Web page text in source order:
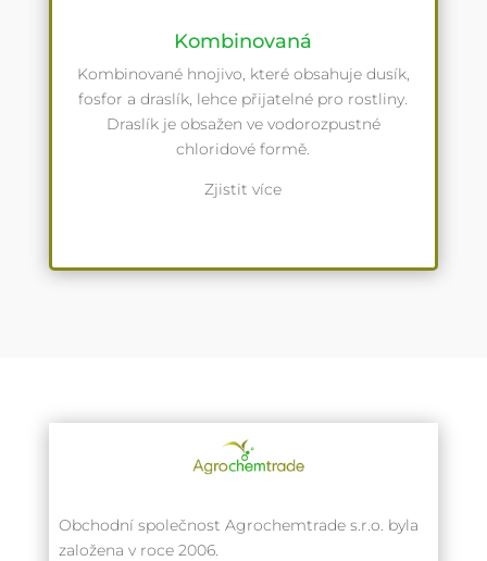
Kombinovaná
Kombinované hnojivo, které obsahuje dusík,
fosfor a draslík, lehce přijatelné pro rostliny.
Draslík je obsažen ve vodorozpustné
chloridové formě.
Zjistit více
Obchodní společnost Agrochemtrade s.r.o. byla
založena v roce 2006.